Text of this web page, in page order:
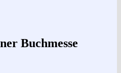
Buchmesse